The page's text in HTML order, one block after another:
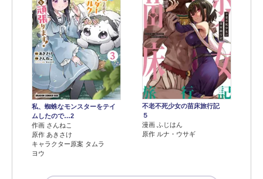
私、蜘蛛なモンスターをテイ
ムしたので…2
作画 さんねこ
原作 あきさけ
キャラクター原案 タムラ
ヨウ
不老不死少女の苗床旅行記
５
漫画 ふじはん
原作 ルナ・ウサギ